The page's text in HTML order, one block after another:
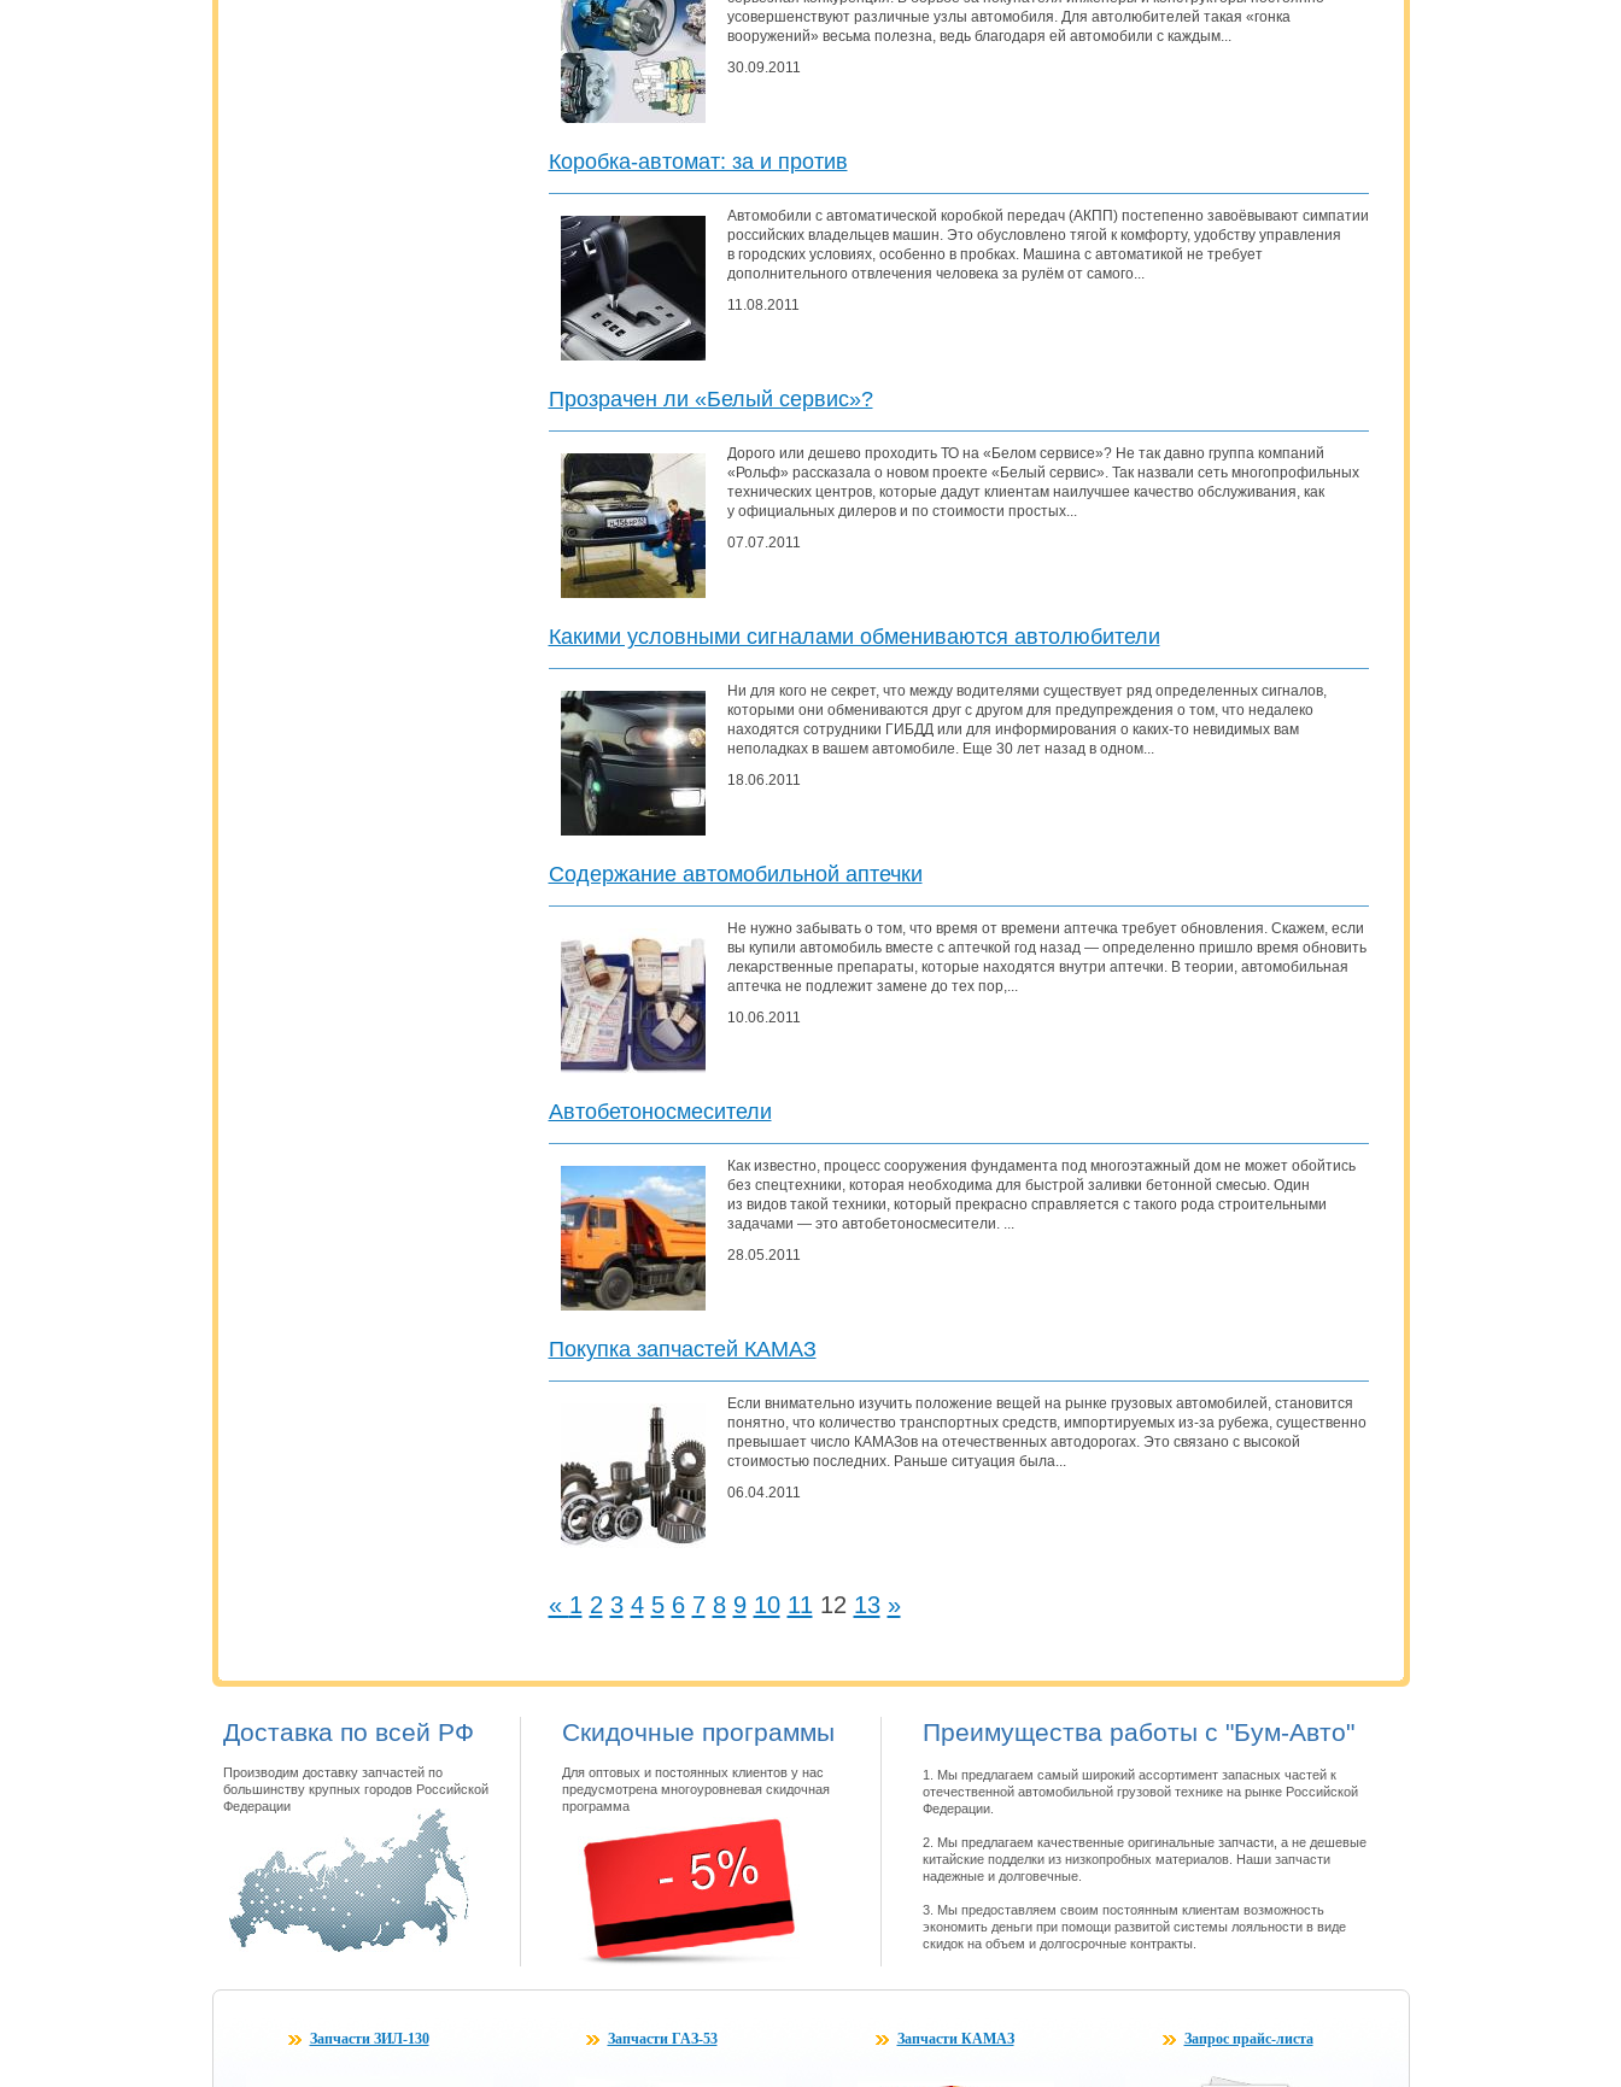
усовершенствуют различные узлы автомобиля. Для автолюбителей такая «гонка
вооружений» весьма полезна, ведь благодаря ей автомобили с каждым...
30.09.2011
Коробка-автомат: за и против
Автомобили с автоматической коробкой передач (АКПП) постепенно завоёвывают симпатии
российских владельцев машин. Это обусловлено тягой к комфорту, удобству управления
в городских условиях, особенно в пробках. Машина с автоматикой не требует
дополнительного отвлечения человека за рулём от самого...
11.08.2011
Прозрачен ли «Белый сервис»?
Дорого или дешево проходить ТО на «Белом сервисе»? Не так давно группа компаний
«Рольф» рассказала о новом проекте «Белый сервис». Так назвали сеть многопрофильных
технических центров, которые дадут клиентам наилучшее качество обслуживания, как
у официальных дилеров и по стоимости простых...
07.07.2011
Какими условными сигналами обмениваются автолюбители
Ни для кого не секрет, что между водителями существует ряд определенных сигналов,
которыми они обмениваются друг с другом для предупреждения о том, что недалеко
находятся сотрудники ГИБДД или для информирования о каких-то невидимых вам
неполадках в вашем автомобиле. Еще 30 лет назад в одном...
18.06.2011
Содержание автомобильной аптечки
Не нужно забывать о том, что время от времени аптечка требует обновления. Скажем, если
вы купили автомобиль вместе с аптечкой год назад — определенно пришло время обновить
лекарственные препараты, которые находятся внутри аптечки. В теории, автомобильная
аптечка не подлежит замене до тех пор,...
10.06.2011
Автобетоносмесители
Как известно, процесс сооружения фундамента под многоэтажный дом не может обойтись
без спецтехники, которая необходима для быстрой заливки бетонной смесью. Один
из видов такой техники, который прекрасно справляется с такого рода строительными
задачами — это автобетоносмесители. ...
28.05.2011
Покупка запчастей КАМАЗ
Если внимательно изучить положение вещей на рынке грузовых автомобилей, становится
понятно, что количество транспортных средств, импортируемых из-за рубежа, существенно
превышает число КАМАЗов на отечественных автодорогах. Это связано с высокой
стоимостью последних. Раньше ситуация была...
06.04.2011
« 1 2 3 4 5 6 7 8 9 10 11 12 13 »
Доставка по всей РФ
Производим доставку запчастей по
большинству крупных городов Российской
Федерации
Скидочные программы
Для оптовых и постоянных клиентов у нас
предусмотрена многоуровневая скидочная
программа
Преимущества работы с "Бум-Авто"
1. Мы предлагаем самый широкий ассортимент запасных частей к
отечественной автомобильной грузовой технике на рынке Российской
Федерации.
2. Мы предлагаем качественные оригинальные запчасти, а не дешевые
китайские подделки из низкопробных материалов. Наши запчасти
надежные и долговечные.
3. Мы предоставляем своим постоянным клиентам возможность
экономить деньги при помощи развитой системы лояльности в виде
скидок на объем и долгосрочные контракты.
Запчасти ЗИЛ-130 Запчасти ГАЗ-53 Запчасти КАМАЗ Запрос прайс-листа